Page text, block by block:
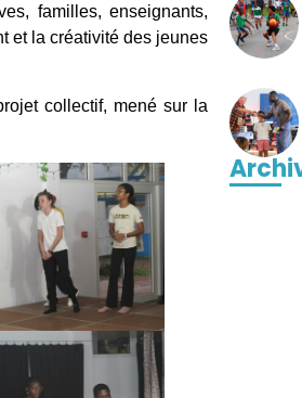
familles, enseignants,
et la créativité des jeunes
collectif, mené sur la